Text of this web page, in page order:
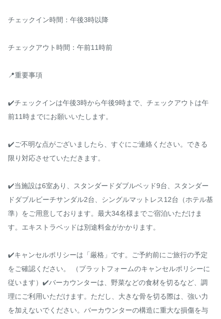
チェックイン時間：午後3時以降
チェックアウト時間：午前11時前
📍重要事項
✔️チェックインは午後3時から午後9時まで、チェックアウトは午
前11時までにお願いいたします。
✔️ご不明な点がございましたら、すぐにご連絡ください。できる
限り対応させていただきます。
✔️当施設は6室あり、スタンダードダブルベッド9台、スタンダー
ドダブルビーチサンダル2台、シングルマットレス12台（ホテル基
準）をご用意しております。最大34名様までご宿泊いただけま
す。エキストラベッドは別途料金がかかります。
✔️キャンセルポリシーは「厳格」です。ご予約前にご旅行の予定
をご確認ください。 （プラットフォームのキャンセルポリシーに
従います）✔️バーカウンターは、野菜などの食材を切るなど、調
理にご利用いただけます。ただし、大きな骨を切る際は、強い力
を加えないでください。バーカウンターの構造に重大な損傷を与